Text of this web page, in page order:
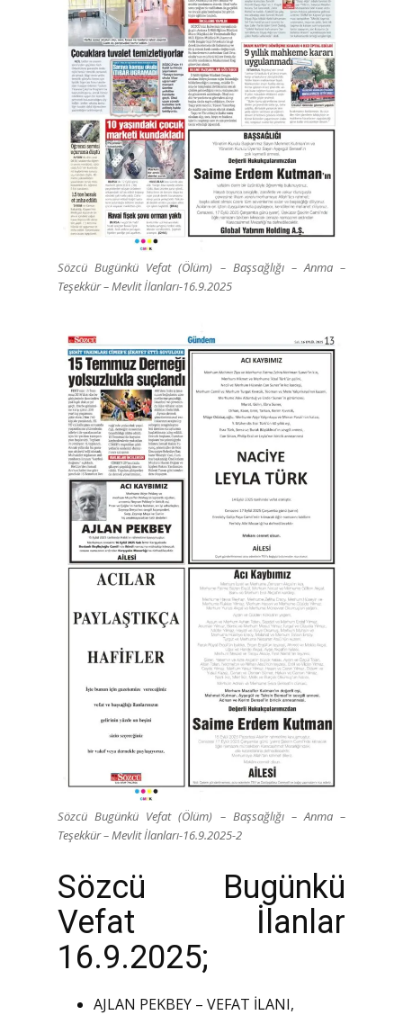
Sözcü Bugünkü Vefat (Ölüm) – Başsağlığı – Anma –
Teşekkür – Mevlit İlanları-16.9.2025
Sözcü Bugünkü Vefat (Ölüm) – Başsağlığı – Anma –
Teşekkür – Mevlit İlanları-16.9.2025-2
Sözcü Bugünkü
Vefat İlanlar
16.9.2025;
AJLAN PEKBEY – VEFAT İLANI,